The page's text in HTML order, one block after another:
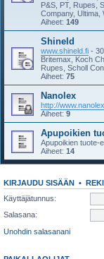
P&S, PT, Rupes,
Company, Ultima,
Aiheet: 149
Shineld
www.shineld.fi -
Britemax, Koch
Rupes, Scholl
Aiheet: 75
Nanolex
http://
Aiheet: 9
Apupoikien
Apupoikien tuote-
Aiheet: 14
KIRJAUDU SISÄÄN •
Käyttäjätunnus:
Salasana:
Unohdin salasanani